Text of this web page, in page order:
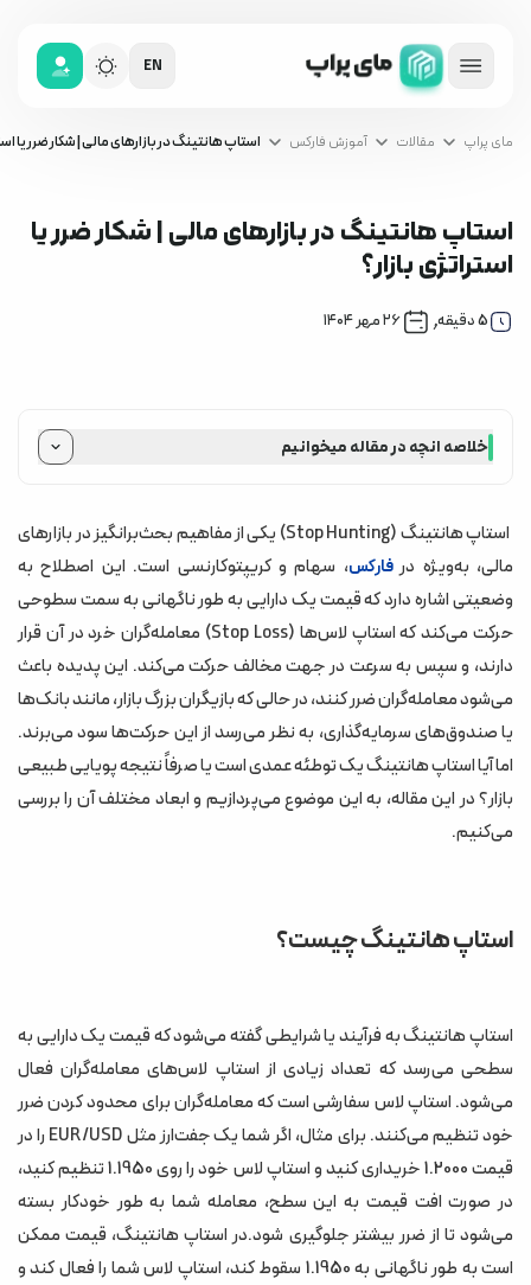
EN
مای پراپ مقالات آموزش فارکس استاپ هانتینگ در بازارهای مالی | شکار ضرر یا
استاپ هانتینگ در بازارهای مالی | شکار ضرر یا
استراتژی بازار؟
5دقیقه, ۲۶ مهر ۱۴۰۴
آموزش فارکس
خلاصه انچه در مقاله میخوانیم
تجمع استاپ لاس‌ها در سطوح کلیدی:
نقدینگی و نوسانات بازار:
رفتار روانی معامله‌گران:
نقش بازارسازان:
آیا استاپ هانتینگ عمدی است؟
چگونه از استاپ هانتینگ در امان بمانیم؟
اجتناب از سطوح بدیهی برای استاپ لاس:
انتخاب بروکر معتبر:
نتیجه‌گیری
استاپ هانتینگ (Stop Hunting) یکی از مفاهیم بحث‌برانگیز در بازارهای
مالی، به‌ویژه در فارکس، سهام و کریپتوکارنسی است. این اصطلاح به
وضعیتی اشاره دارد که قیمت یک دارایی به طور ناگهانی به سمت سطوحی
حرکت می‌کند که استاپ لاس‌ها (Stop Loss) معامله‌گران خرد در آن قرار
دارند، و سپس به سرعت در جهت مخالف حرکت می‌کند. این پدیده باعث
می‌شود معامله‌گران ضرر کنند، در حالی که بازیگران بزرگ بازار، مانند بانک‌ها
یا صندوق‌های سرمایه‌گذاری، به نظر می‌رسد از این حرکت‌ها سود می‌برند.
اما آیا استاپ هانتینگ یک توطئه عمدی است یا صرفاً نتیجه پویایی طبیعی
بازار؟ در این مقاله، به این موضوع می‌پردازیم و ابعاد مختلف آن را بررسی
می‌کنیم.
استاپ هانتینگ چیست؟
استاپ هانتینگ به فرآیند یا شرایطی گفته می‌شود که قیمت یک دارایی به
سطحی می‌رسد که تعداد زیادی از استاپ لاس‌های معامله‌گران فعال
می‌شود. استاپ لاس سفارشی است که معامله‌گران برای محدود کردن ضرر
خود تنظیم می‌کنند. برای مثال، اگر شما یک جفت‌ارز مثل EUR/USD را در
قیمت 1.2000 خریداری کنید و استاپ لاس خود را روی 1.1950 تنظیم کنید،
در صورت افت قیمت به این سطح، معامله شما به طور خودکار بسته
می‌شود تا از ضرر بیشتر جلوگیری شود.در استاپ هانتینگ، قیمت ممکن
است به طور ناگهانی به 1.1950 سقوط کند، استاپ لاس شما را فعال کند و